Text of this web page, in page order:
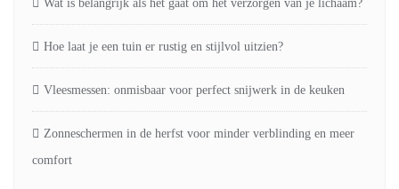
Wat is belangrijk als het gaat om het verzorgen van je lichaam?
Hoe laat je een tuin er rustig en stijlvol uitzien?
Vleesmessen: onmisbaar voor perfect snijwerk in de keuken
Zonneschermen in de herfst voor minder verblinding en meer
comfort